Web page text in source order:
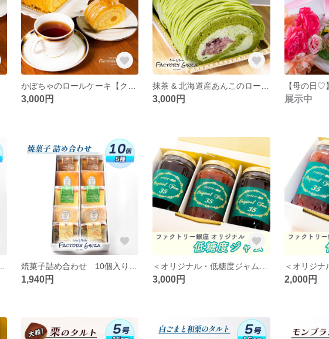
3,000円 3,000円 展示中
1,940円 3,000円 2,000円